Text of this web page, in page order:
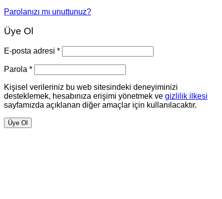
Parolanızı mı unuttunuz?
Üye Ol
E-posta adresi *
Parola *
Kişisel verileriniz bu web sitesindeki deneyiminizi
desteklemek, hesabınıza erişimi yönetmek ve gizlilik ilkesi
sayfamızda açıklanan diğer amaçlar için kullanılacaktır.
Üye Ol